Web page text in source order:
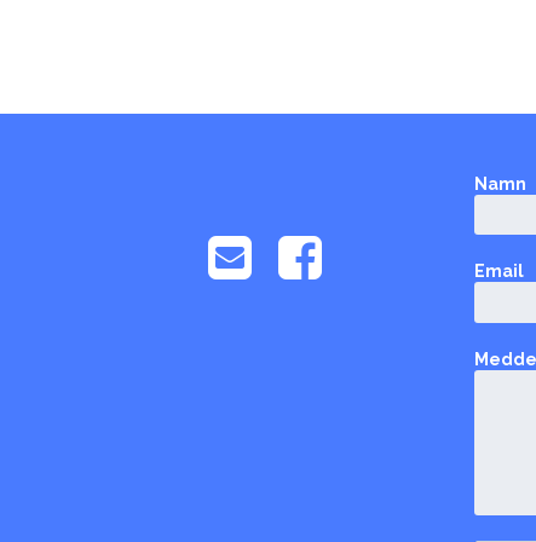
 
Namn
Email